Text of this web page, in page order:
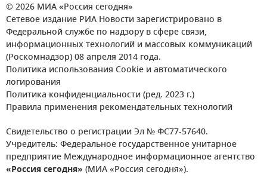
© 2026 МИА «Россия сегодня»
Сетевое издание РИА Новости зарегистрировано в
Федеральной службе по надзору в сфере связи,
информационных технологий и массовых коммуникаций
(Роскомнадзор) 08 апреля 2014 года.
Политика использования Cookie и автоматического
логирования
Политика конфиденциальности (ред. 2023 г.)
Правила применения рекомендательных технологий
Свидетельство о регистрации Эл № ФС77-57640.
Учредитель: Федеральное государственное унитарное
предприятие Международное информационное агентство
«Россия сегодня» (МИА «Россия сегодня»).